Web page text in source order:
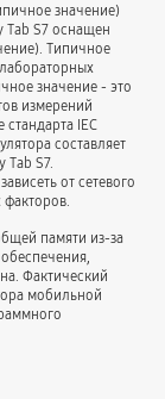
значение)
Tab S7 оснащен
Типичное
значение - это
измерений
IEC
составляет
Tab S7.
от сетевого
памяти из-за
Фактический
мобильной